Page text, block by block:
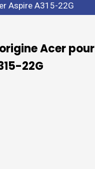
Aspire A315-22G
Acer pour
22G